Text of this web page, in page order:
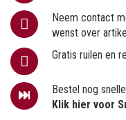
Neem contact
wenst over
Gratis ruilen en
Bestel nog
Klik hier voor